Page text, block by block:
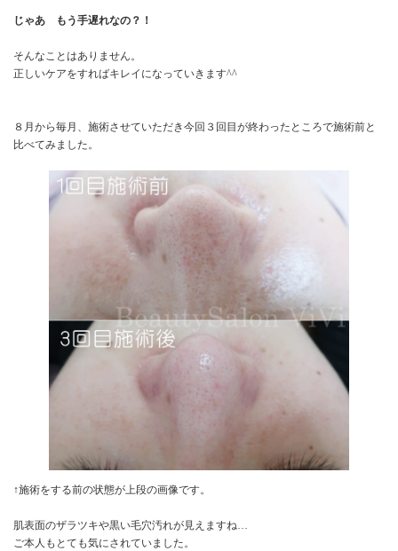
じゃあ もう手遅れなの？！
そんなことはありません。
正しいケアをすればキレイになっていきます^^
８月から毎月、施術させていただき今回３回目が終わったところで施術前と
比べてみました。
↑施術をする前の状態が上段の画像です。
肌表面のザラツキや黒い毛穴汚れが見えますね…
ご本人もとても気にされていました。